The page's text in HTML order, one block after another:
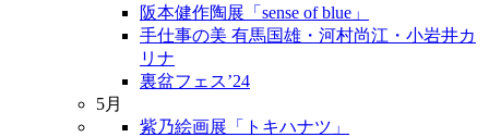
阪本健作陶展「sense of blue」
手仕事の美 有馬国雄・河村尚江・小岩井カ
リナ
裏盆フェス’24
5月
紫乃絵画展「トキハナツ」